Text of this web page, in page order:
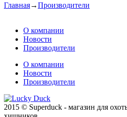
Главная→Производители
О компании
Новости
Производители
О компании
Новости
Производители
2015 © Superduck - магазин для